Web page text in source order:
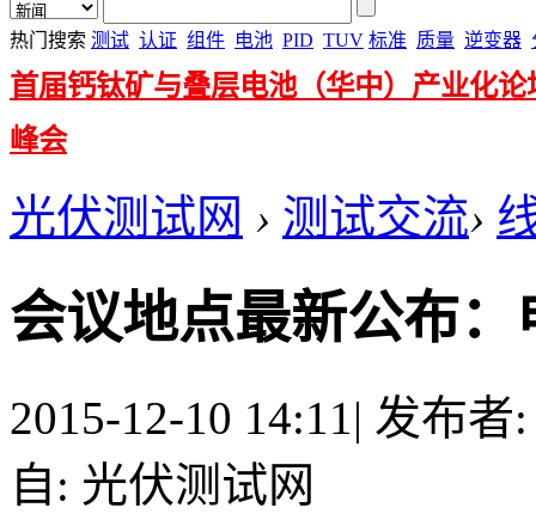
热门搜索 测试 认证 组件 电池 PID TUV 标准 质量 逆变器
首届钙钛矿与叠层电池（华中）产业化论
峰会
光伏测试网 › 测试交流›
会议地点最新公布
2015-12-10 14:11| 发布者
自: 光伏测试网